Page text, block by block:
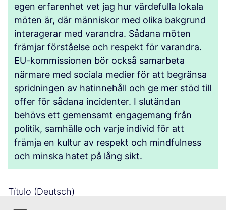
egen erfarenhet vet jag hur värdefulla lokala
möten är, där människor med olika bakgrund
interagerar med varandra. Sådana möten
främjar förståelse och respekt för varandra.
EU-kommissionen bör också samarbeta
närmare med sociala medier för att begränsa
spridningen av hatinnehåll och ge mer stöd till
offer för sådana incidenter. I slutändan
behövs ett gemensamt engagemang från
politik, samhälle och varje individ för att
främja en kultur av respekt och mindfulness
och minska hatet på lång sikt.
Título (Deutsch)